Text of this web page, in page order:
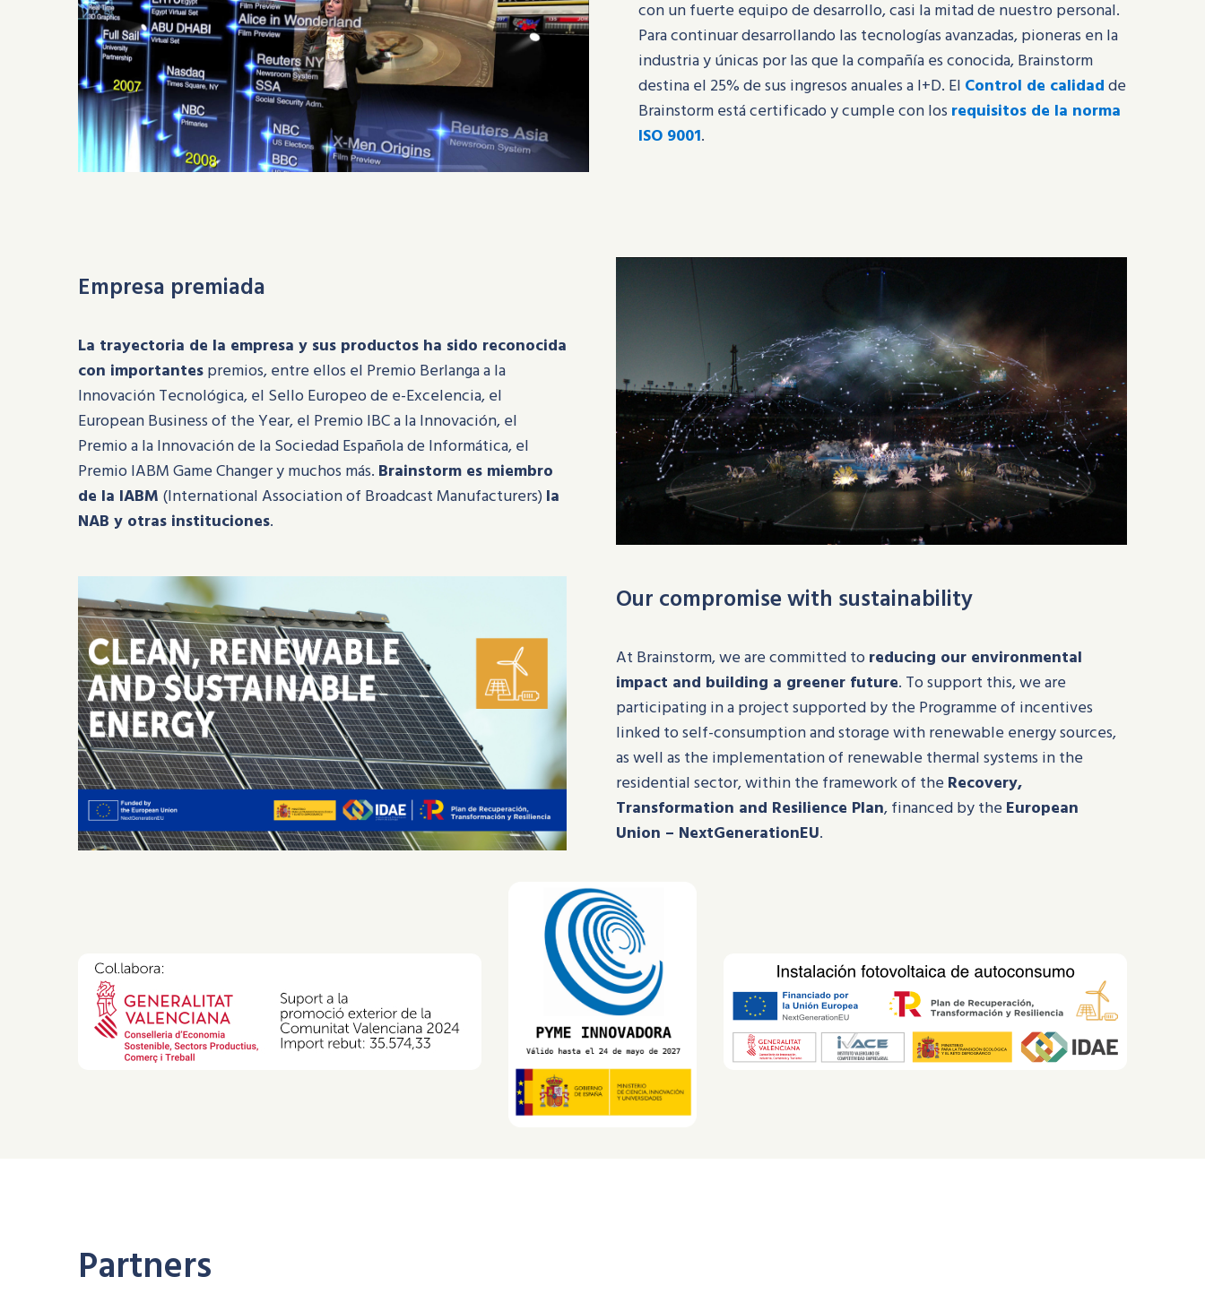
con un fuerte equipo de desarrollo, casi la mitad de nuestro personal.
Para continuar desarrollando las tecnologías avanzadas, pioneras en la
industria y únicas por las que la compañía es conocida, Brainstorm
destina el 25% de sus ingresos anuales a I+D. El Control de calidadde
Brainstorm está certificado y cumple con los requisitos de la norma
ISO 9001.
Empresa premiada
La trayectoria de la empresa y sus productos ha sido reconocida
con importantespremios, entre ellos el Premio Berlanga a la
Innovación Tecnológica, el Sello Europeo de e-Excelencia, el
European Business of the Year, el Premio IBC a la Innovación, el
Premio a la Innovación de la Sociedad Española de Informática, el
Premio IABM Game Changer y muchos más. Brainstorm es miembro
de la IABM (International Association of Broadcast Manufacturers)la
NAB y otras instituciones.
Our compromise with sustainability
At Brainstorm, we are committed toreducing our environmental
impact and building a greener future. To support this, we are
participating in a project supported by the Programme of incentives
linked to self-consumption and storage with renewable energy sources,
as well as the implementation of renewable thermal systems in the
residential sector, within the framework of the Recovery,
Transformation and Resilience Plan, financed by the European
Union – NextGenerationEU.
Partners